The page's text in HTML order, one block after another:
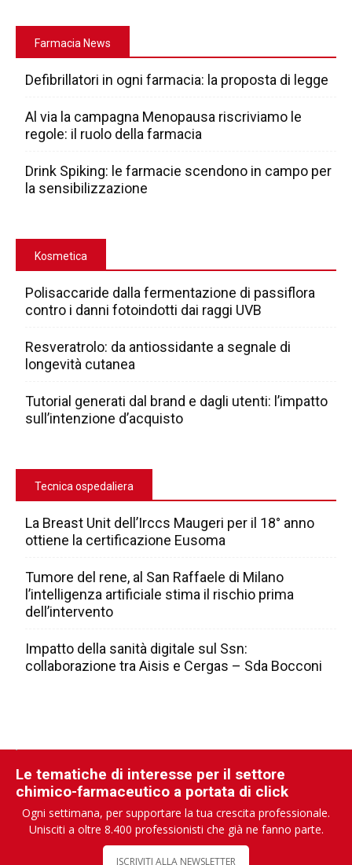
Farmacia News
Defibrillatori in ogni farmacia: la proposta di legge
Al via la campagna Menopausa riscriviamo le
regole: il ruolo della farmacia
Drink Spiking: le farmacie scendono in campo per
la sensibilizzazione
Kosmetica
Polisaccaride dalla fermentazione di passiflora
contro i danni fotoindotti dai raggi UVB
Resveratrolo: da antiossidante a segnale di
longevità cutanea
Tutorial generati dal brand e dagli utenti: l’impatto
sull’intenzione d’acquisto
Tecnica ospedaliera
La Breast Unit dell’Irccs Maugeri per il 18° anno
ottiene la certificazione Eusoma
Tumore del rene, al San Raffaele di Milano
l’intelligenza artificiale stima il rischio prima
dell’intervento
Impatto della sanità digitale sul Ssn:
collaborazione tra Aisis e Cergas – Sda Bocconi
Le tematiche di interesse per il settore
chimico-farmaceutico a portata di click
Ogni settimana, per supportare la tua crescita professionale.
Unisciti a oltre 8.400 professionisti che già ne fanno parte.
ISCRIVITI ALLA NEWSLETTER